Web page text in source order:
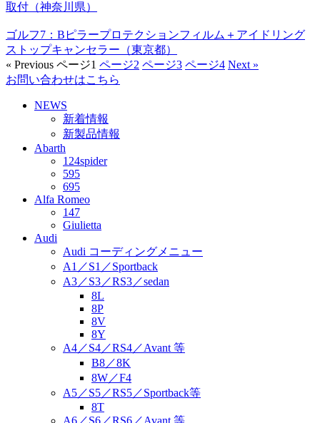
取付（神奈川県）
ゴルフ7：Bピラープロテクションフィルム＋アイドリング
ストップキャンセラー（東京都）
« Previous ページ1 ページ2 ページ3 ページ4 Next »
お問い合わせはこちら
NEWS
新着情報
新製品情報
Abarth
124spider
595
695
Alfa Romeo
147
Giulietta
Audi
Audi コーディングメニュー
A1／S1／Sportback
A3／S3／RS3／sedan
8L
8P
8V
8Y
A4／S4／RS4／Avant 等
B8／8K
8W／F4
A5／S5／RS5／Sportback等
8T
A6／S6／RS6／Avant 等